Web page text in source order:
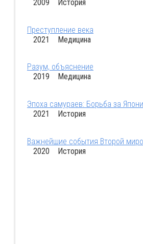
2009 История
Преступление века
2021 Медицина
Разум, объяснение
2019 Медицина
Эпоха самураев: Борьба за
2021 История
Важнейшие события Второй
2020 История